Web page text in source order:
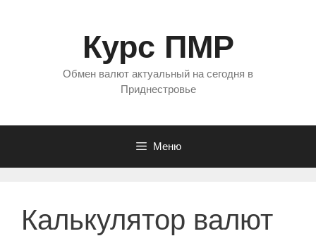
Курс ПМР
Обмен валют актуальный на сегодня в
Приднестровье
Меню
Калькулятор валют